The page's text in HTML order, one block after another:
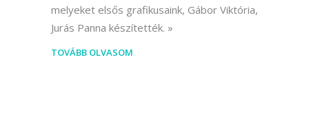
melyeket elsős grafikusaink, Gábor Viktória,
Jurás Panna készítették.
TOVÁBB OLVASOM